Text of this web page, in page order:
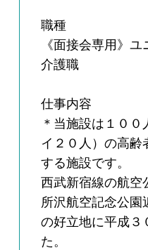
職種
《面接会専用》
介護職
仕事内容
＊当施設は１０
イ２０人）の高齢
する施設です。
西武新宿線の航空
所沢航空記念公園
の好立地に平成３
た。